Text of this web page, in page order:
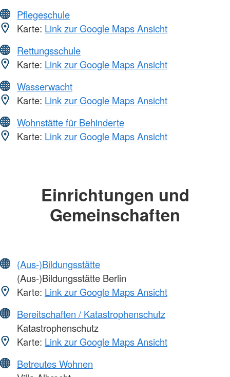
Pflegeschule
Karte: Link zur Google Maps Ansicht
Rettungsschule
Karte: Link zur Google Maps Ansicht
Wasserwacht
Karte: Link zur Google Maps Ansicht
Wohnstätte für Behinderte
Karte: Link zur Google Maps Ansicht
Einrichtungen und
Gemeinschaften
(Aus-)Bildungsstätte
(Aus-)Bildungsstätte Berlin
Karte: Link zur Google Maps Ansicht
Bereitschaften / Katastrophenschutz
Katastrophenschutz
Karte: Link zur Google Maps Ansicht
Betreutes Wohnen